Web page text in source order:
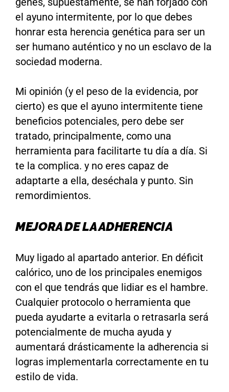
el ayuno intermitente, por lo que debes
honrar esta herencia genética para ser un
ser humano auténtico y no un esclavo de la
sociedad moderna.
Mi opinión (y el peso de la evidencia, por
cierto) es que el ayuno intermitente tiene
beneficios potenciales, pero debe ser
tratado, principalmente, como una
herramienta para facilitarte tu día a día. Si
te la complica. y no eres capaz de
adaptarte a ella, deséchala y punto. Sin
remordimientos.
MEJORA DE LA ADHERENCIA
Muy ligado al apartado anterior. En déficit
calórico, uno de los principales enemigos
con el que tendrás que lidiar es el hambre.
Cualquier protocolo o herramienta que
pueda ayudarte a evitarla o retrasarla será
potencialmente de mucha ayuda y
aumentará drásticamente la adherencia si
logras implementarla correctamente en tu
estilo de vida.